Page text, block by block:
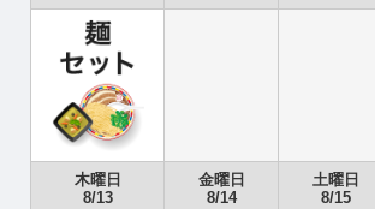
木曜日
8/13
金曜日
8/14
土曜日
8/15